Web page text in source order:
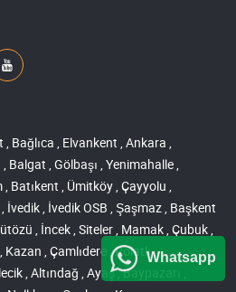
Bağlıca , Elvankent , Ankara ,
, Gölbaşı , Yenimahalle ,
Batıkent , Ümitköy , Çayyolu ,
İvedik , İvedik OSB , Şaşmaz , Başkent
, İncek , Siteler , Mamak , Çubuk ,
, Çamlıdere , Polatlı ,
, Altındağ , Ayaş , Baypazarı ,
Whatsapp